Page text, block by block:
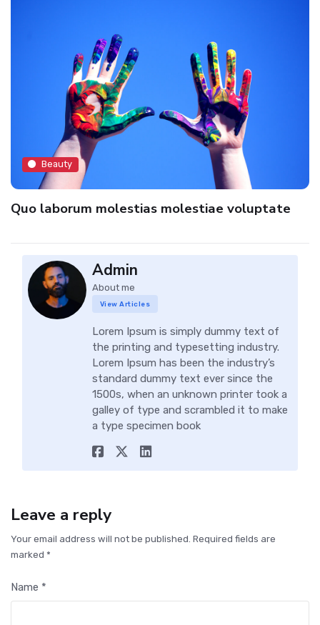
Beauty
Quo laborum molestias molestiae voluptate
Admin
About me
View Articles
Lorem Ipsum is simply dummy text of
the printing and typesetting industry.
Lorem Ipsum has been the industry’s
standard dummy text ever since the
1500s, when an unknown printer took a
galley of type and scrambled it to make
a type specimen book
Leave a reply
Your email address will not be published. Required fields are
marked *
Name *